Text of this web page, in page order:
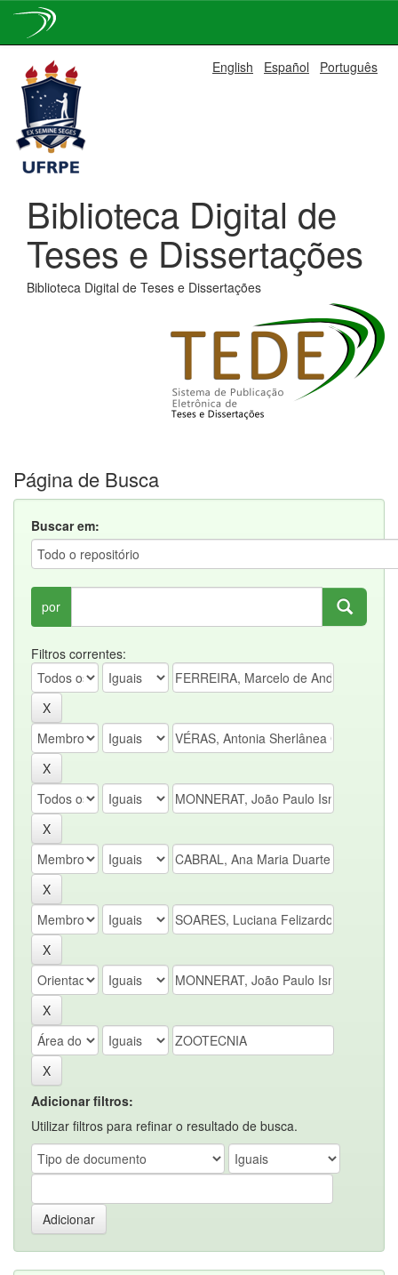
navigation
English Español Português
Biblioteca Digital de
Teses e Dissertações
Biblioteca Digital de Teses e Dissertações
Página de Busca
Buscar em:
por
Filtros correntes:
Adicionar filtros:
Utilizar filtros para refinar o resultado de busca.